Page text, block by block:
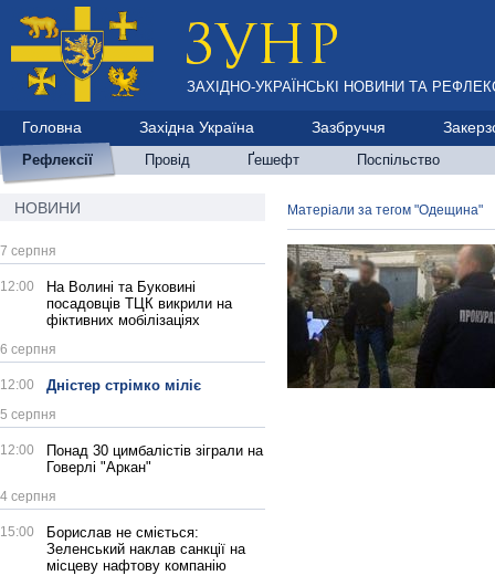
ЗАХІДНО-УКРАЇНСЬКІ НОВИНИ ТА
Головна Західна Україна Зазбруччя
Рефлексії Провід Ґешефт Поспільство
НОВИНИ
7 серпня
12:00
На Волині та Буковині
посадовців ТЦК викрили на
фіктивних мобілізаціях
6 серпня
12:00 Дністер стрімко міліє
5 серпня
12:00
Понад 30 цимбалістів зіграли на
Говерлі "Аркан"
4 серпня
15:00
Борислав не сміється:
Зеленський наклав санкції на
місцеву нафтову компанію
Матеріали за тегом "Одещина"